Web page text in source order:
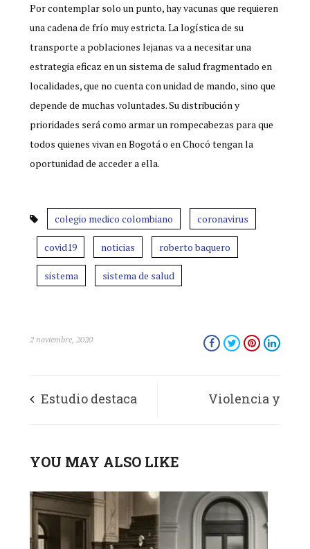
Por contemplar solo un punto, hay vacunas que requieren
una cadena de frío muy estricta. La logística de su
transporte a poblaciones lejanas va a necesitar una
estrategia eficaz en un sistema de salud fragmentado en
localidades, que no cuenta con unidad de mando, sino que
depende de muchas voluntades. Su distribución y
prioridades será como armar un rompecabezas para que
todos quienes vivan en Bogotá o en Chocó tengan la
oportunidad de acceder a ella.
colegio medico colombiano coronavirus
covid19 noticias roberto baquero
sistema sistema de salud
2 noviembre, 2020
Estudio destaca
la telemedicina
Violencia y
YOU MAY ALSO LIKE